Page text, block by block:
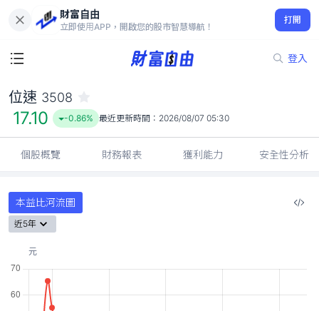
財富自由
立即使用APP，開啟您的股市智慧導航！
打開
登入
17.10
-0.86%
位速 3508
17.10 -0.86% 最近更新時間： 2026/08/07 05:30
個股概覽 財務報表 獲利能力 安全性分析
本益比河流圖
近5年